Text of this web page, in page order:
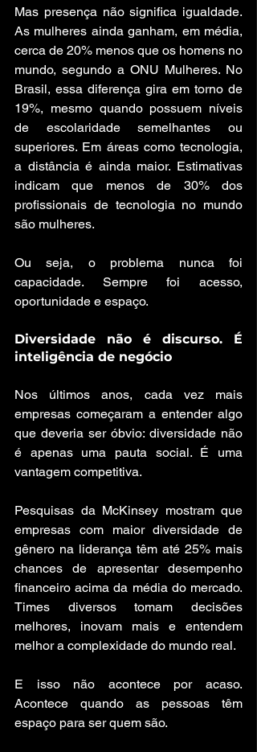
Mas presença não significa igualdade.
As mulheres ainda ganham, em média,
cerca de 20% menos que os homens no
mundo, segundo a ONU Mulheres. No
Brasil, essa diferença gira em torno de
19%, mesmo quando possuem níveis
de escolaridade semelhantes ou
superiores. Em áreas como tecnologia,
a distância é ainda maior. Estimativas
indicam que menos de 30% dos
profissionais de tecnologia no mundo
são mulheres.
Ou seja, o problema nunca foi
capacidade. Sempre foi acesso,
oportunidade e espaço.
Diversidade não é discurso. É
inteligência de negócio
Nos últimos anos, cada vez mais
empresas começaram a entender algo
que deveria ser óbvio: diversidade não
é apenas uma pauta social. É uma
vantagem competitiva.
Pesquisas da McKinsey mostram que
empresas com maior diversidade de
gênero na liderança têm até 25% mais
chances de apresentar desempenho
financeiro acima da média do mercado.
Times diversos tomam decisões
melhores, inovam mais e entendem
melhor a complexidade do mundo real.
E isso não acontece por acaso.
Acontece quando as pessoas têm
espaço para ser quem são.